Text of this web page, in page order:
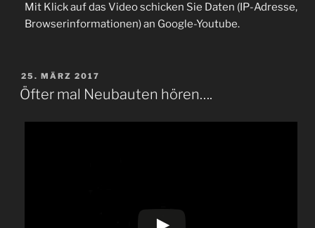
Mit Klick auf das Video schicken Sie Daten (IP-Adresse,
Browserinformationen) an Google-Youtube.
VERÖFFENTLICHT
AM
25. MÄRZ 2017
Öfter mal Neubauten hören….